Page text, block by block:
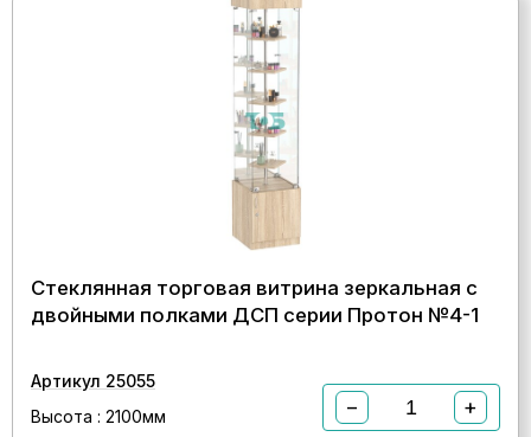
Стеклянная торговая витрина зеркальная с
двойными полками ДСП серии Протон №4-1
Артикул 25055
Высота : 2100мм
− +